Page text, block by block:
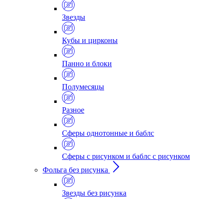
Звезды
Кубы и цирконы
Панно и блоки
Полумесяцы
Разное
Сферы однотонные и баблс
Сферы с рисунком и баблс с рисунком
Фольга без рисунка
Звезды без рисунка